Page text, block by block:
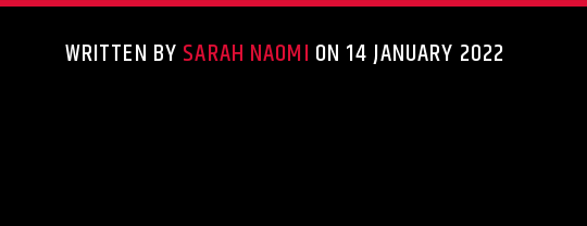
WRITTEN BY SARAH NAOMI ON 14 JANUARY 2022